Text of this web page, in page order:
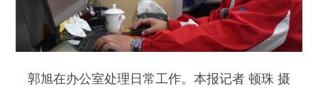
郭旭在办公室处理日常工作。本报记者 顿珠 摄